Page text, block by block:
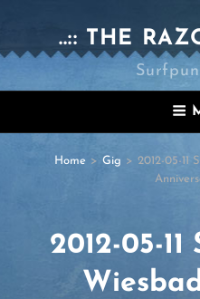
..:: THE
Home > Gig > 2012-05-11
2012-05-